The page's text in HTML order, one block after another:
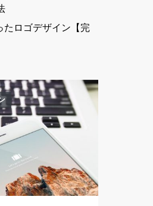
たロゴデザイン【完